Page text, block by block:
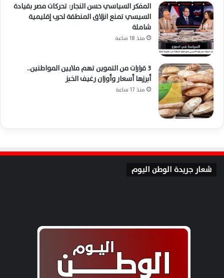
المفكر السياسي حسن النجار: تحركات مصر بقيادة
السيسي تمنع انزلاق المنطقة لحرب إقليمية
شاملة
منذ 18 ساعة
3 قرارات من التموين تهم ملايين المواطنين..
أبرزها أسعار وأوزان رغيف الخبز
منذ 17 ساعة
شعار جريدة الوطن اليوم